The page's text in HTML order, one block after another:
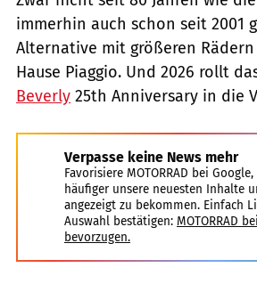
immerhin auch schon seit 2001
Alternative mit größeren Rädern
Hause Piaggio. Und 2026 rollt
Beverly 25th Anniversary in die
Verpasse keine News mehr
Favorisiere MOTORRAD bei
häufiger unsere neuesten Inhalte
angezeigt zu bekommen. Einfach
Auswahl bestätigen: MOTORRAD
bevorzugen.